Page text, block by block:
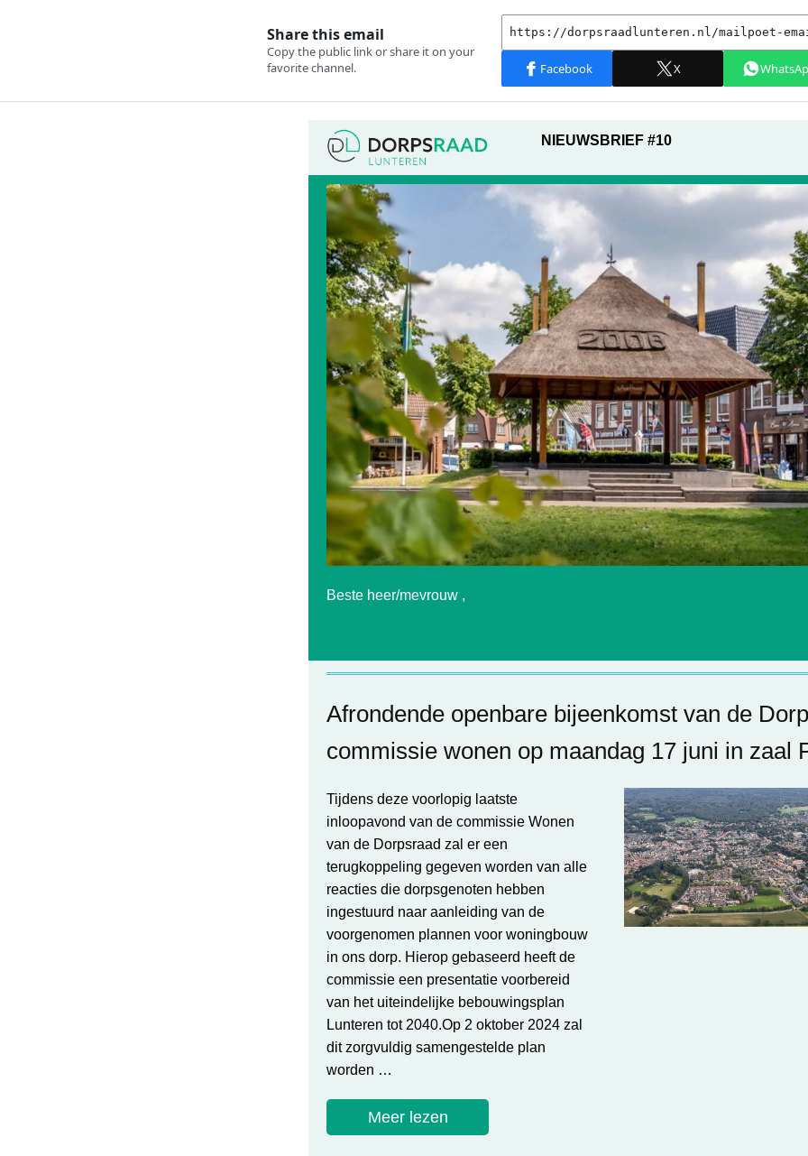
NIEUWSBRIEF #10
Beste heer/mevrouw ,
Afrondende openbare bijeenkomst van de
commissie wonen op maandag 17 juni in zaal
Tijdens deze voorlopig laatste
inloopavond van de commissie Wonen
van de Dorpsraad zal er een
terugkoppeling gegeven worden van alle
reacties die dorpsgenoten hebben
ingestuurd naar aanleiding van de
voorgenomen plannen voor woningbouw
in ons dorp. Hierop gebaseerd heeft de
commissie een presentatie voorbereid
van het uiteindelijke bebouwingsplan
Lunteren tot 2040.Op 2 oktober 2024 zal
dit zorgvuldig samengestelde plan
worden …
Meer lezen